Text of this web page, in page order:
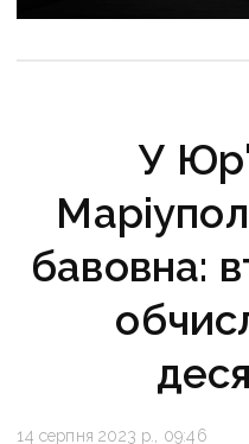
історію регіону
У
бавовна:
14 серпня 2023 р., 09:46